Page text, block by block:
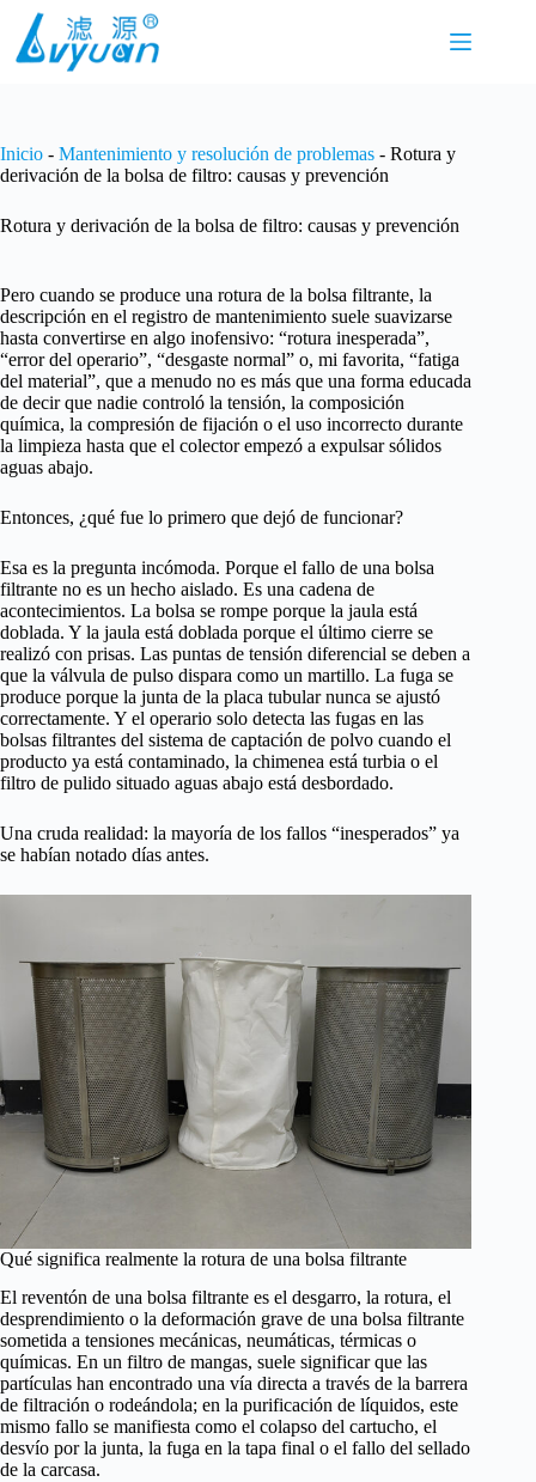
Saltar
contenido
Inicio - Mantenimiento y resolución de problemas - Rotura y
derivación de la bolsa de filtro: causas y prevención
Rotura y derivación de la bolsa de filtro: causas y prevención
Pero cuando se produce una rotura de la bolsa filtrante, la
descripción en el registro de mantenimiento suele suavizarse
hasta convertirse en algo inofensivo: “rotura inesperada”,
“error del operario”, “desgaste normal” o, mi favorita, “fatiga
del material”, que a menudo no es más que una forma educada
de decir que nadie controló la tensión, la composición
química, la compresión de fijación o el uso incorrecto durante
la limpieza hasta que el colector empezó a expulsar sólidos
aguas abajo.
Entonces, ¿qué fue lo primero que dejó de funcionar?
Esa es la pregunta incómoda. Porque el fallo de una bolsa
filtrante no es un hecho aislado. Es una cadena de
acontecimientos. La bolsa se rompe porque la jaula está
doblada. Y la jaula está doblada porque el último cierre se
realizó con prisas. Las puntas de tensión diferencial se deben a
que la válvula de pulso dispara como un martillo. La fuga se
produce porque la junta de la placa tubular nunca se ajustó
correctamente. Y el operario solo detecta las fugas en las
bolsas filtrantes del sistema de captación de polvo cuando el
producto ya está contaminado, la chimenea está turbia o el
filtro de pulido situado aguas abajo está desbordado.
Una cruda realidad: la mayoría de los fallos “inesperados” ya
se habían notado días antes.
Qué significa realmente la rotura de una bolsa filtrante
El reventón de una bolsa filtrante es el desgarro, la rotura, el
desprendimiento o la deformación grave de una bolsa filtrante
sometida a tensiones mecánicas, neumáticas, térmicas o
químicas. En un filtro de mangas, suele significar que las
partículas han encontrado una vía directa a través de la barrera
de filtración o rodeándola; en la purificación de líquidos, este
mismo fallo se manifiesta como el colapso del cartucho, el
desvío por la junta, la fuga en la tapa final o el fallo del sellado
de la carcasa.